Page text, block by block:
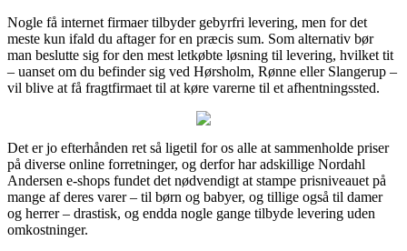
Nogle få internet firmaer tilbyder gebyrfri levering, men for det
meste kun ifald du aftager for en præcis sum. Som alternativ bør
man beslutte sig for den mest letkøbte løsning til levering, hvilket tit
– uanset om du befinder sig ved Hørsholm, Rønne eller Slangerup –
vil blive at få fragtfirmaet til at køre varerne til et afhentningssted.
Det er jo efterhånden ret så ligetil for os alle at sammenholde priser
på diverse online forretninger, og derfor har adskillige Nordahl
Andersen e-shops fundet det nødvendigt at stampe prisniveauet på
mange af deres varer – til børn og babyer, og tillige også til damer
og herrer – drastisk, og endda nogle gange tilbyde levering uden
omkostninger.